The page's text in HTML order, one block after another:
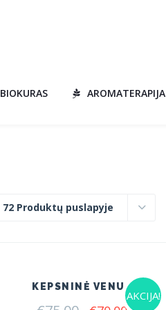
BIOKURAS AROMATERAPIJA
72 Produktų puslapyje
AKCIJA!
KEPSNINĖ VENUS